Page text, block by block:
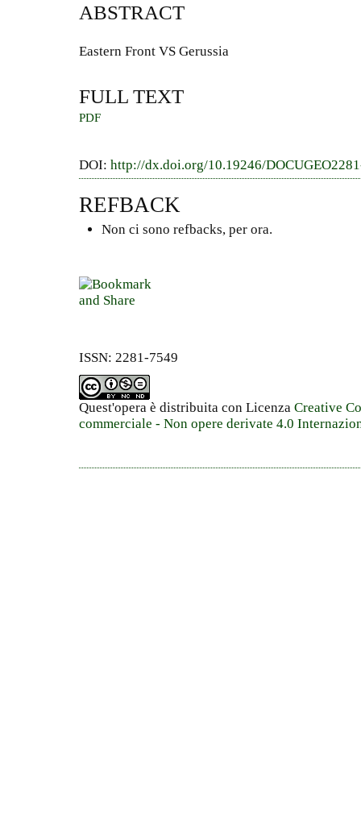
ABSTRACT
Eastern Front VS Gerussia
FULL TEXT
PDF
DOI: http://dx.doi.org/10.19246/
REFBACK
Non ci sono refbacks, per ora.
ISSN: 2281-7549
Quest'opera è distribuita con Licenza Creative
commerciale - Non opere derivate 4.0